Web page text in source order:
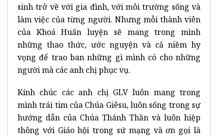
sinh trở về với gia đình, với môi trường sống và
làm việc của từng người. Nhưng mỗi thành viên
của Khoá Huấn luyện sẽ mang trong mình
những thao thức, ước nguyện và cả niềm hy
vọng để trao ban những gì mình có cho những
người mà các anh chị phục vụ.
Kính chúc các anh chị GLV luôn mang trong
mình trái tim của Chúa Giêsu, luôn sống trong sự
hướng dẫn của Chúa Thánh Thần và luôn hiệp
thông với Giáo hội trong sứ mạng và ơn gọi là